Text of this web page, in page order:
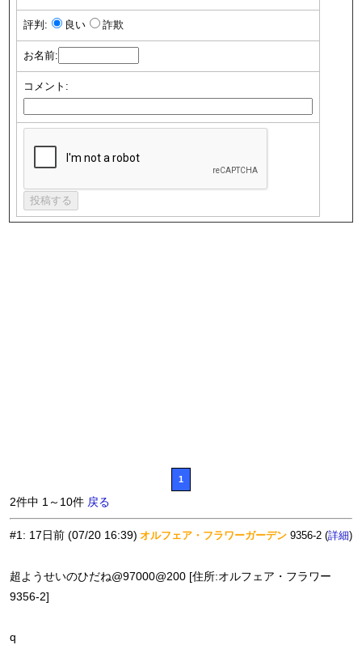
評判: 良い 詐欺
お名前:
コメント:
1
2件中 1～10件 戻る
#1: 17日前 (07/20 16:39) オルフェア・フラワーガーデン 9356-2 (詳細)
超ようせいのひだね@97000@200 [住所:オルフェア・フラワー
9356-2]
q